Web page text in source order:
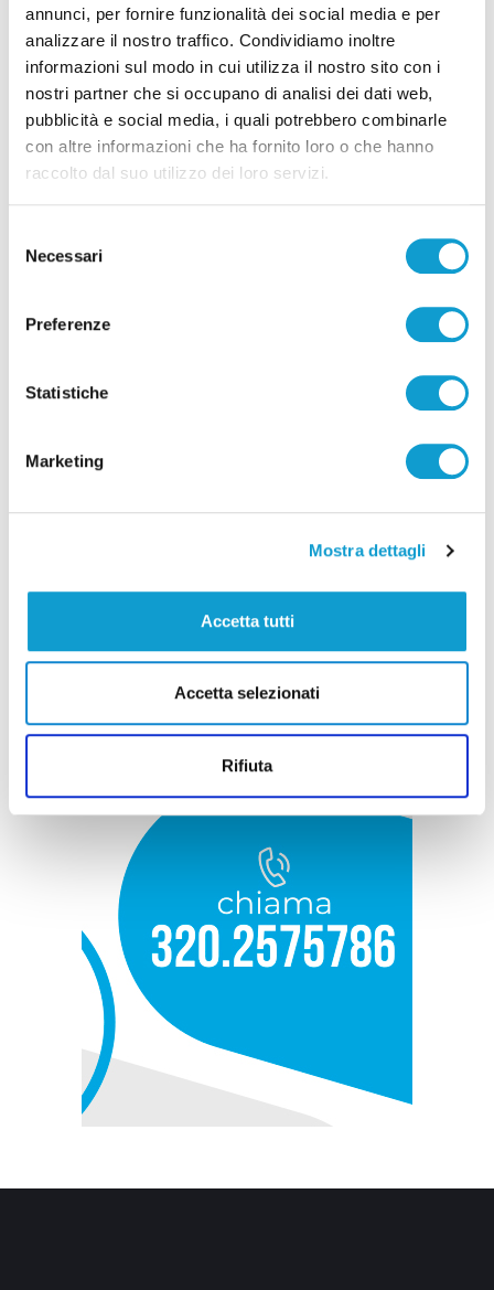
annunci, per fornire funzionalità dei social media e per
analizzare il nostro traffico. Condividiamo inoltre
informazioni sul modo in cui utilizza il nostro sito con i
nostri partner che si occupano di analisi dei dati web,
pubblicità e social media, i quali potrebbero combinarle
con altre informazioni che ha fornito loro o che hanno
raccolto dal suo utilizzo dei loro servizi.
delNecessari
Preferenze
Statistiche
Marketing
Mostra dettagli
Accetta tutti
Accetta selezionati
Rifiuta
Pubblicità